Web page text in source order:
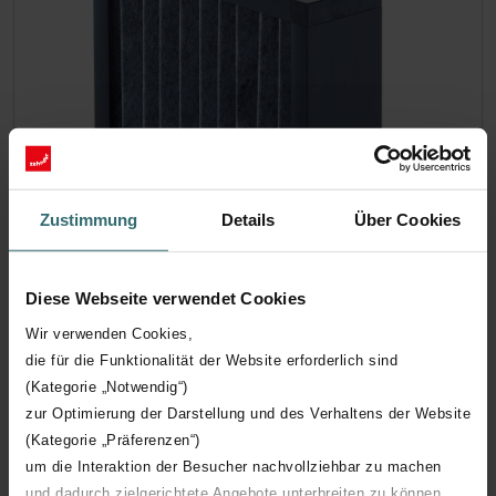
Zustimmung Details Über Cookies
Diese Webseite verwendet Cookies
Wir verwenden Cookies,
die für die Funktionalität der Website erforderlich sind
(Kategorie „Notwendig“)
zur Optimierung der Darstellung und des Verhaltens der Website
(Kategorie „Präferenzen“)
um die Interaktion der Besucher nachvollziehbar zu machen
und dadurch zielgerichtete Angebote unterbreiten zu können
FrAktivkohlefilter – ComfoWell Filterbox
320 | Zehnder Original
Filter zum Schutz Ihrer Innenraumluft vor unerwünschten
Gerüchen und Staub – 1x ePM10 (M5)
Katalognummer: 990323605
Dieses Produkt ist zu finden in:
Auf Lager